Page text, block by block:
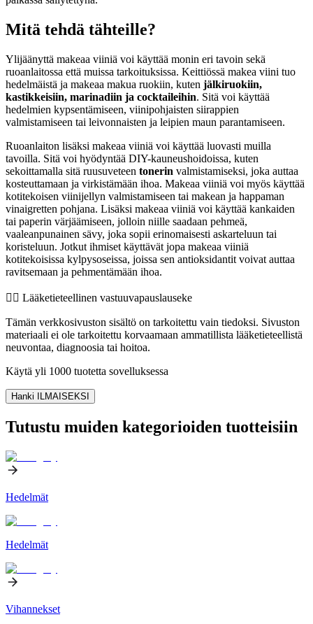
Mitä tehdä tähteille?
Ylijäänyttä makeaa viiniä voi käyttää monin eri tavoin sekä
ruoanlaitossa että muissa tarkoituksissa. Keittiössä makea viini tuo
hedelmäistä ja makeaa makua ruokiin, kuten jälkiruokiin,
kastikkeisiin, marinadiin ja cocktaileihin. Sitä voi käyttää
hedelmien kypsentämiseen, viinipohjaisten siirappien
valmistamiseen tai leivonnaisten ja leipien maun parantamiseen.
Ruoanlaiton lisäksi makeaa viiniä voi käyttää luovasti muilla
tavoilla. Sitä voi hyödyntää DIY-kauneushoidoissa, kuten
sekoittamalla sitä ruusuveteen tonerin valmistamiseksi, joka auttaa
kosteuttamaan ja virkistämään ihoa. Makeaa viiniä voi myös käyttää
kotitekoisen viinijellyn valmistamiseen tai makean ja happaman
vinaigretten pohjana. Lisäksi makeaa viiniä voi käyttää kankaiden
tai paperin värjäämiseen, jolloin niille saadaan pehmeä,
vaaleanpunainen sävy, joka sopii erinomaisesti askarteluun tai
koristeluun. Jotkut ihmiset käyttävät jopa makeaa viiniä
kotitekoisissa kylpysoseissa, joissa sen antioksidantit voivat auttaa
ravitsemaan ja pehmentämään ihoa.
👨‍⚕️️ Lääketieteellinen vastuuvapauslauseke
Tämän verkkosivuston sisältö on tarkoitettu vain tiedoksi. Sivuston
materiaali ei ole tarkoitettu korvaamaan ammatillista lääketieteellistä
neuvontaa, diagnoosia tai hoitoa.
Käytä yli 1000 tuotetta sovelluksessa
Hanki ILMAISEKSI
Tutustu muiden kategorioiden tuotteisiin
Hedelmät
Hedelmät
Vihannekset